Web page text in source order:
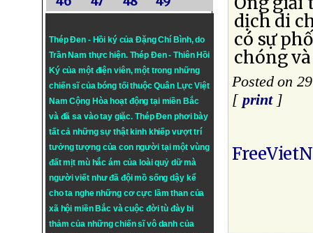
Thép Đen - Hồi ký của Đặng Chí Bình, do
Trần Nam thực hiện. Thép Đen- Thiên Hồi
Ký của một điện viên, một trong những
chiến sĩ của bóng tối thuộc Quân Lực Việt
Nam Cộng Hòa hoạt động tại miền Bắc
và đã sa vào tay giặc. Thép Đen phơi bày
tất cả những sự thật kinh khiếp vượt trí
tưởng tượng của con người tại một vùng
đất mịt mù hắc ám của loài quỷ dữ mà
người viết như đã đội mồ sống dậy kể
cho ta nghe những cơ cực lầm than của
xã hội miền Bắc và cuộc đời tù đày bi
thảm của những chiến sĩ vô danh của
dịch di
có sự
chóng
Posted on
[ print]